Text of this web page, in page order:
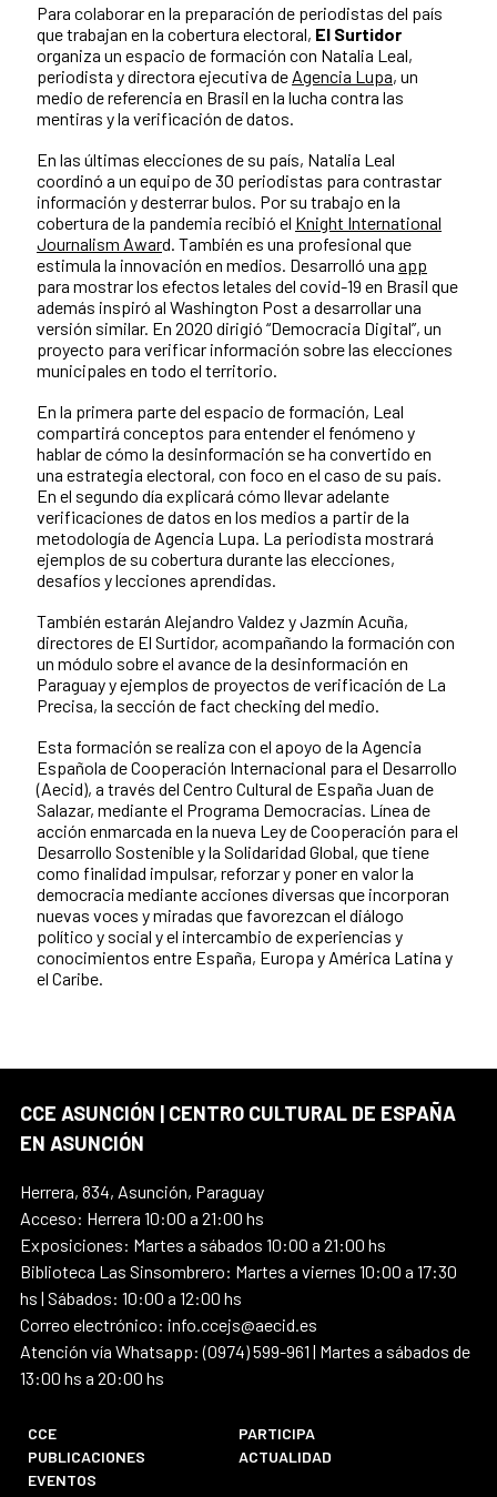
Para colaborar en la preparación de periodistas del país
que trabajan en la cobertura electoral, El Surtidor
organiza un espacio de formación con Natalia Leal,
periodista y directora ejecutiva de Agencia Lupa, un
medio de referencia en Brasil en la lucha contra las
mentiras y la verificación de datos.
En las últimas elecciones de su país, Natalia Leal
coordinó a un equipo de 30 periodistas para contrastar
información y desterrar bulos. Por su trabajo en la
cobertura de la pandemia recibió el Knight International
Journalism Award. También es una profesional que
estimula la innovación en medios. Desarrolló una app
para mostrar los efectos letales del covid-19 en Brasil que
además inspiró al Washington Post a desarrollar una
versión similar. En 2020 dirigió “Democracia Digital”, un
proyecto para verificar información sobre las elecciones
municipales en todo el territorio.
En la primera parte del espacio de formación, Leal
compartirá conceptos para entender el fenómeno y
hablar de cómo la desinformación se ha convertido en
una estrategia electoral, con foco en el caso de su país.
En el segundo día explicará cómo llevar adelante
verificaciones de datos en los medios a partir de la
metodología de Agencia Lupa. La periodista mostrará
ejemplos de su cobertura durante las elecciones,
desafíos y lecciones aprendidas.
También estarán Alejandro Valdez y Jazmín Acuña,
directores de El Surtidor, acompañando la formación con
un módulo sobre el avance de la desinformación en
Paraguay y ejemplos de proyectos de verificación de La
Precisa, la sección de fact checking del medio.
Esta formación se realiza con el apoyo de la Agencia
Española de Cooperación Internacional para el Desarrollo
(Aecid), a través del Centro Cultural de España Juan de
Salazar, mediante el Programa Democracias. Línea de
acción enmarcada en la nueva Ley de Cooperación para el
Desarrollo Sostenible y la Solidaridad Global, que tiene
como finalidad impulsar, reforzar y poner en valor la
democracia mediante acciones diversas que incorporan
nuevas voces y miradas que favorezcan el diálogo
político y social y el intercambio de experiencias y
conocimientos entre España, Europa y América Latina y
el Caribe.
CCE ASUNCIÓN | CENTRO CULTURAL DE ESPAÑA
EN ASUNCIÓN
Herrera, 834, Asunción, Paraguay
Acceso: Herrera 10:00 a 21:00 hs
Exposiciones: Martes a sábados 10:00 a 21:00 hs
Biblioteca Las Sinsombrero: Martes a viernes 10:00 a 17:30
hs | Sábados: 10:00 a 12:00 hs
Correo electrónico: info.ccejs@aecid.es
Atención vía Whatsapp: (0974) 599-961 | Martes a sábados de
13:00 hs a 20:00 hs
CCE
PARTICIPA
PUBLICACIONES
ACTUALIDAD
EVENTOS